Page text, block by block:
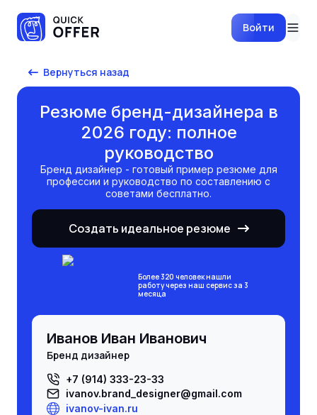
Войти
Вернуться назад
Резюме бренд-дизайнера в
2026 году: полное
руководство
Бренд дизайнер - готовый пример резюме для
профессии и руководство по составлению с
советами бесплатно.
Создать идеальное резюме
Более 320 человек нашли
работу через наш сервис за 3
месяца
Иванов Иван Иванович
Бренд дизайнер
+7 (914) 333-23-33
ivanov.brand_designer@gmail.com
ivanov-ivan.ru